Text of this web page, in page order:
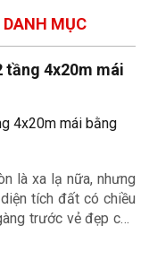
MỤC
tầng 4x20m mái
là xa lạ nữa, nhưng
tích đất có chiều
trước vẻ đẹp của
tầng mái hiện đại ở